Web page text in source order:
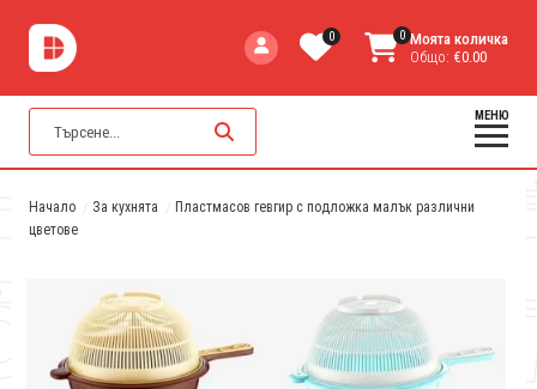
0 0 Моята количка
Общо: €0.00
МЕНЮ
Начало За кухнята
Пластмасов гевгир с подложка малък различни
цветове